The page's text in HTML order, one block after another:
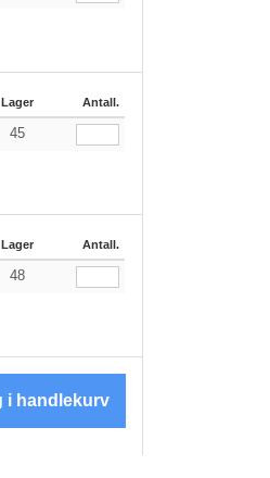
Lager Antall.
45
Lager Antall.
48